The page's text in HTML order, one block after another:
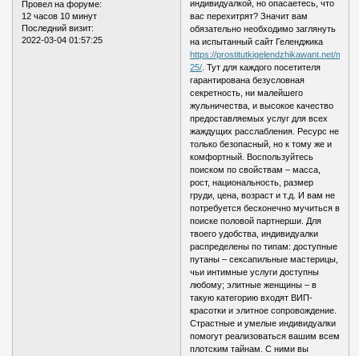
Провел на форуме:
12 часов 10 минут
Последний визит:
2022-03-04 01:57:25
индивидуалкой, но опасаетесь, что
вас перехитрят? Значит вам
обязательно необходимо заглянуть
на испытанный сайт Геленджика
https://prostitutkigelendzhikawant.net/
25/ . Тут для каждого посетителя
гарантирована безусловная
секретность, ни малейшего
жульничества, и высокое качество
предоставляемых услуг для всех
жаждущих расслабления. Ресурс не
только безопасный, но к тому же и
комфортный. Воспользуйтесь
поиском по свойствам – масса,
рост, национальность, размер
груди, цена, возраст и т.д. И вам не
потребуется бесконечно мучиться в
поиске половой партнерши. Для
твоего удобства, индивидуалки
распределены по типам: доступные
путаны – сексапильные мастерицы,
чьи интимные услуги доступны
любому; элитные женщины – в
такую категорию входят ВИП-
красотки и элитное сопровождение.
Страстные и умелые индивидуалки
помогут реализоваться вашим всем
плотским тайнам. С ними вы